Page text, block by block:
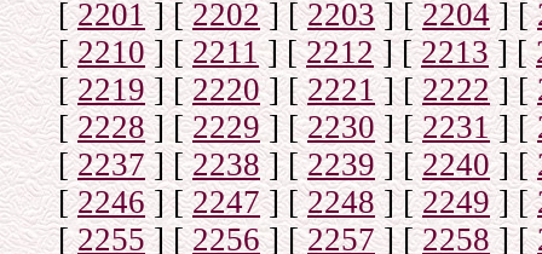
[2201] [2202] [2203] [2204] [
[2210] [2211] [2212] [2213] [
[2219] [2220] [2221] [2222] [
[2228] [2229] [2230 ] [2231] [
[2237] [2238] [2239] [2240] [
[2246] [2247] [2248] [2249] [
[2255] [2256] [2257] [2258] [